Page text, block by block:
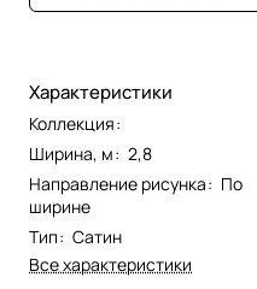
Характеристики
Коллекция:
Ширина, м: 2,8
Направление рисунка: По
ширине
Тип: Сатин
Все характеристики